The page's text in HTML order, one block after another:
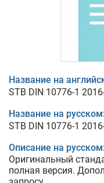
Название на
STB DIN 10776-1
Название на русском:
STB DIN 10776-1
Описание на русском:
Оригинальный
полная версия.